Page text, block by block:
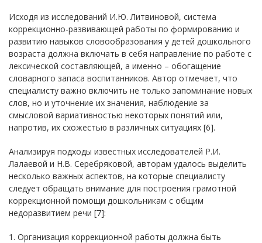
Исходя из исследований И.Ю. Литвиновой, система
коррекционно-развивающей работы по формированию и
развитию навыков словообразования у детей дошкольного
возраста должна включать в себя направление по работе с
лексической составляющей, а именно – обогащение
словарного запаса воспитанников. Автор отмечает, что
специалисту важно включить не только запоминание новых
слов, но и уточнение их значения, наблюдение за
смысловой вариативностью некоторых понятий или,
напротив, их схожестью в различных ситуациях [6].
Анализируя подходы известных исследователей Р.И.
Лалаевой и Н.В. Серебряковой, авторам удалось выделить
несколько важных аспектов, на которые специалисту
следует обращать внимание для построения грамотной
коррекционной помощи дошкольникам с общим
недоразвитием речи [7]:
1. Организация коррекционной работы должна быть